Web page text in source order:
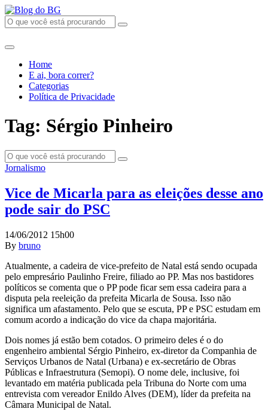
Home
E ai, bora correr?
Categorias
Política de Privacidade
Tag: Sérgio Pinheiro
Jornalismo
Vice de Micarla para as eleições desse ano
pode sair do PSC
14/06/2012 15h00
By bruno
Atualmente, a cadeira de vice-prefeito de Natal está sendo ocupada
pelo empresário Paulinho Freire, filiado ao PP. Mas nos bastidores
políticos se comenta que o PP pode ficar sem essa cadeira para a
disputa pela reeleição da prefeita Micarla de Sousa. Isso não
significa um afastamento. Pelo que se escuta, PP e PSC estudam em
comum acordo a indicação do vice da chapa majoritária.
Dois nomes já estão bem cotados. O primeiro deles é o do
engenheiro ambiental Sérgio Pinheiro, ex-diretor da Companhia de
Serviços Urbanos de Natal (Urbana) e ex-secretário de Obras
Públicas e Infraestrutura (Semopi). O nome dele, inclusive, foi
levantado em matéria publicada pela Tribuna do Norte com uma
entrevista com vereador Enildo Alves (DEM), líder da prefeita na
Câmara Municipal de Natal.